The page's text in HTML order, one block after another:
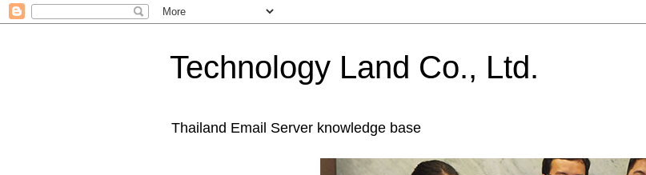
Technology Land Co., Ltd.
Thailand Email Server knowledge base